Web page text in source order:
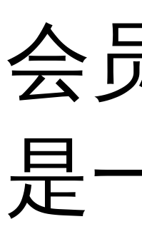
会
是